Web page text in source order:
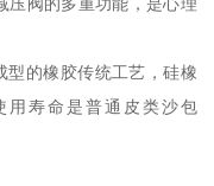
型的橡胶传统工艺，硅橡
用寿命是普通皮类沙包